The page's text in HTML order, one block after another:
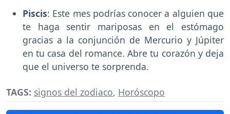
Piscis: Este mes podrías conocer a alguien que
te haga sentir mariposas en el estómago
gracias a la conjunción de Mercurio y Júpiter
en tu casa del romance. Abre tu corazón y deja
que el universo te sorprenda.
TAGS: signos del zodiaco, Horóscopo